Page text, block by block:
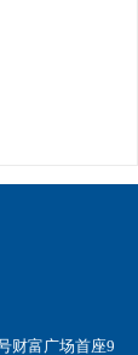
财富广场首座9